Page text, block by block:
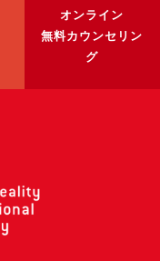
オンライン
無料カウンセリン
グ